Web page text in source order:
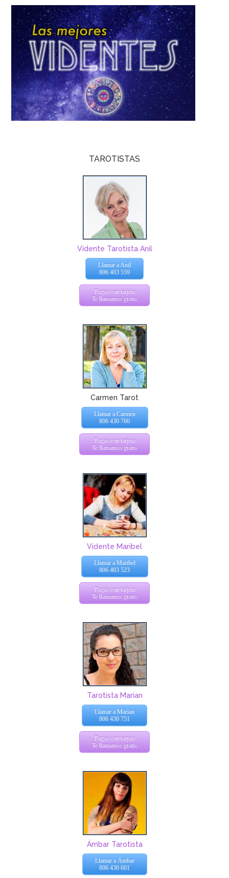
TAROTISTAS
Vidente Tarotista Anil
Llamar a Anil
806 403 559
Pagas con tarjeta
Te llamamos gratis
Carmen Tarot
Llamar a Carmen
806 430 760
Pagas con tarjeta
Te llamamos gratis
Vidente Maribel
Llamar a Maribel
806 403 523
Pagas con tarjeta
Te llamamos gratis
Tarotista Marian
Llamar a Marian
806 430 751
Pagas con tarjeta
Te llamamos gratis
Ámbar Tarotista
Llamar a Ámbar
806 430 601